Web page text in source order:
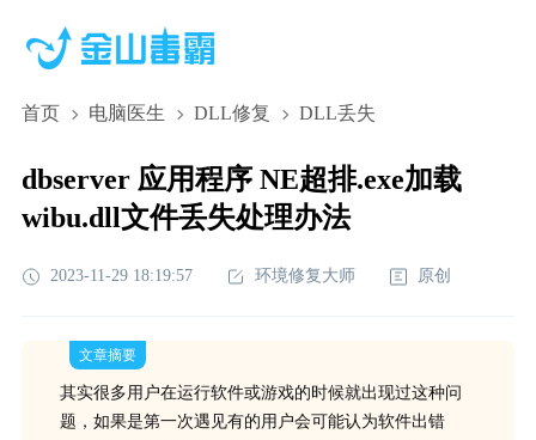
首页 电脑医生 DLL修复 DLL丢失
dbserver 应用程序 NE超排.exe加载
wibu.dll文件丢失处理办法
2023-11-29 18:19:57 环境修复大师 原创
文章摘要
其实很多用户在运行软件或游戏的时候就出现过这种问
题，如果是第一次遇见有的用户会可能认为软件出错